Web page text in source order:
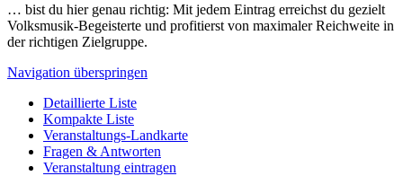
… bist du hier genau richtig: Mit jedem Eintrag erreichst du gezielt
Volksmusik-Begeisterte und profitierst von maximaler Reichweite in
der richtigen Zielgruppe.
Navigation überspringen
Detaillierte Liste
Kompakte Liste
Veranstaltungs-Landkarte
Fragen & Antworten
Veranstaltung eintragen